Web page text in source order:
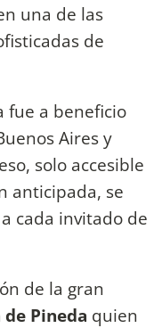
una de las
de
fue a beneficio
Aires y
solo accesible
anticipada, se
cada invitado de
de la gran
de Pineda quien